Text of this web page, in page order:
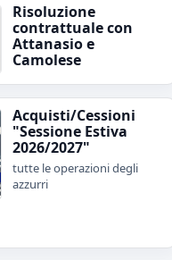
Risoluzione
contrattuale con
Attanasio e
Camolese
Acquisti/Cessioni
"Sessione Estiva
2026/2027"
tutte le operazioni degli
azzurri